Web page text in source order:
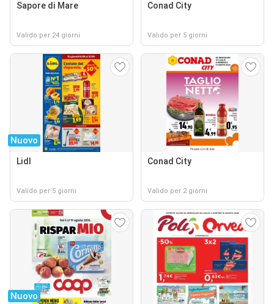
Sapore di Mare
Valido per 24 giorni
Conad City
Valido per 5 giorni
Nuovo
Lidl
Valido per 5 giorni
Conad City
Valido per 2 giorni
Nuovo